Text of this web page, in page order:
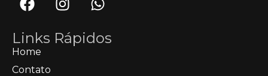
Links Rápidos
Home
Contato